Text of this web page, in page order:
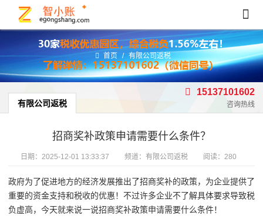
首页 / 有限公司返税
有限公司返税
15137101602
咨询热线
招商奖补政策申请需要什么条件？
日期： 2025-12-01 13:33:37 频道： 有限公司返税 阅读：280
政府为了促进地方的经济发展推出了招商奖补的政策，为企业提供了
重要的资金支持和税收的优惠！不过许多企业不了解具体要求导致税
负虚高，今天就来说一说招商奖补政策申请需要什么条件！